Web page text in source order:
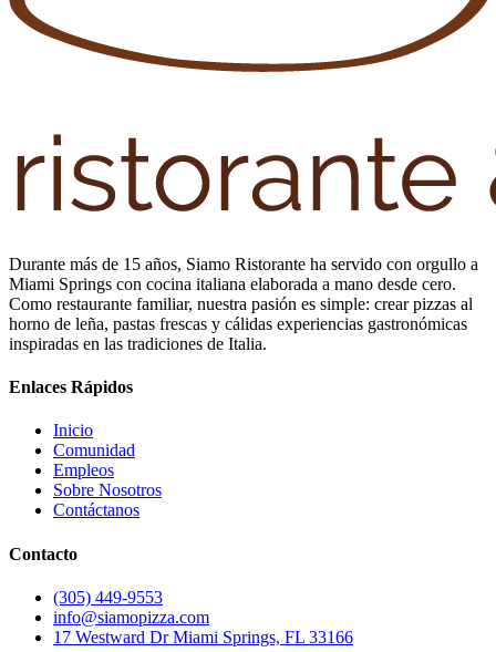
Durante más de 15 años, Siamo Ristorante ha servido con orgullo a
Miami Springs con cocina italiana elaborada a mano desde cero.
Como restaurante familiar, nuestra pasión es simple: crear pizzas al
horno de leña, pastas frescas y cálidas experiencias gastronómicas
inspiradas en las tradiciones de Italia.
Enlaces Rápidos
Inicio
Comunidad
Empleos
Sobre Nosotros
Contáctanos
Contacto
(305) 449-9553
info@siamopizza.com
17 Westward Dr Miami Springs, FL 33166